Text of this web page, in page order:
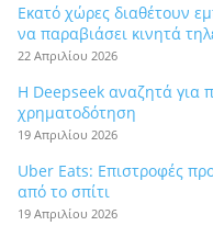
Εκατό χώρες διαθέτουν
να παραβιάσει κινητά
22 Απριλίου 2026
Η Deepseek αναζητά για
χρηματοδότηση
19 Απριλίου 2026
Uber Eats: Επιστροφές
από το σπίτι
19 Απριλίου 2026